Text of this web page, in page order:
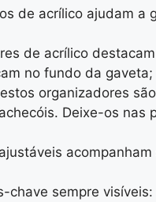
de acrílico ajudam a
de acrílico
no fundo da gaveta;
organizadores
Deixe-os nas
chave sempre